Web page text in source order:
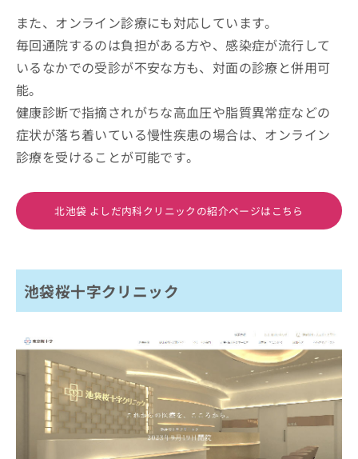
また、オンライン診療にも対応しています。
毎回通院するのは負担がある方や、感染症が流行して
いるなかでの受診が不安な方も、対面の診療と併用可
能。
健康診断で指摘されがちな高血圧や脂質異常症などの
症状が落ち着いている慢性疾患の場合は、オンライン
診療を受けることが可能です。
北池袋 よしだ内科クリニックの紹介ページはこちら
池袋桜十字クリニック